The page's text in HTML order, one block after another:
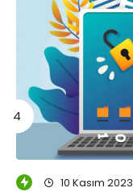
10 Kasım 2023